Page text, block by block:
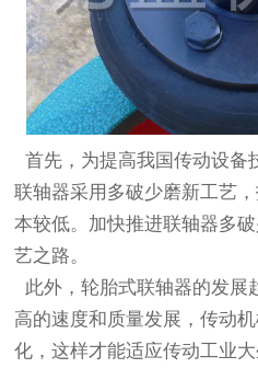
首先，为提高我国传动设备
联轴器采用多破少磨新工艺
本较低。加快推进联轴器多
艺之路。
此外，轮胎式联轴器的发展
高的速度和质量发展，传动
化，这样才能适应传动工业